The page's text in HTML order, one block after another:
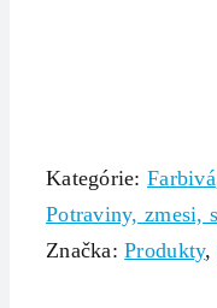
Kategórie: Farbivá
Potraviny, zmesi,
Značka:Produkty,